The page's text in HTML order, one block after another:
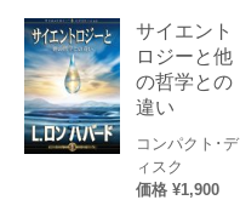
サイエント
ロジーと他
の哲学との
違い
コンパクト･デ
ィスク
価格 ¥1,900